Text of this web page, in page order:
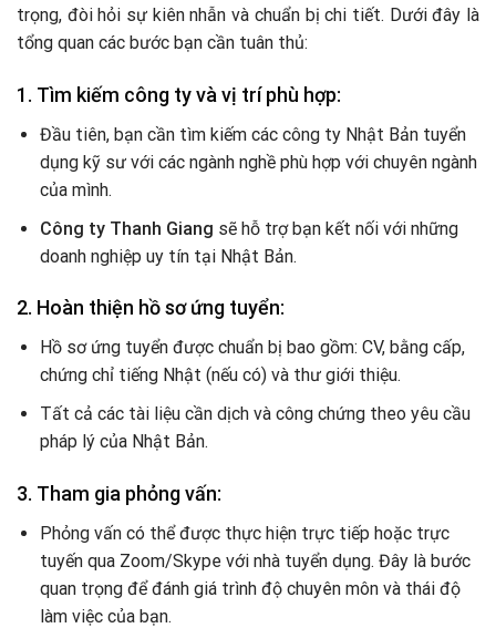
trọng, đòi hỏi sự kiên nhẫn và chuẩn bị chi tiết. Dưới đây là
tổng quan các bước bạn cần tuân thủ:
1. Tìm kiếm công ty và vị trí phù hợp:
Đầu tiên, bạn cần tìm kiếm các công ty Nhật Bản tuyển
dụng kỹ sư với các ngành nghề phù hợp với chuyên ngành
của mình.
Công ty Thanh Giang sẽ hỗ trợ bạn kết nối với những
doanh nghiệp uy tín tại Nhật Bản.
2. Hoàn thiện hồ sơ ứng tuyển:
Hồ sơ ứng tuyển được chuẩn bị bao gồm: CV, bằng cấp,
chứng chỉ tiếng Nhật (nếu có) và thư giới thiệu.
Tất cả các tài liệu cần dịch và công chứng theo yêu cầu
pháp lý của Nhật Bản.
3. Tham gia phỏng vấn:
Phỏng vấn có thể được thực hiện trực tiếp hoặc trực
tuyến qua Zoom/Skype với nhà tuyển dụng. Đây là bước
quan trọng để đánh giá trình độ chuyên môn và thái độ
làm việc của bạn.